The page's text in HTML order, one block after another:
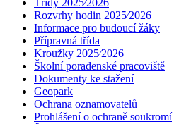
Třídy 2025⁄2026
Rozvrhy hodin 2025⁄2026
Informace pro budoucí žáky
Přípravná třída
Kroužky 2025⁄2026
Školní poradenské pracoviště
Dokumenty ke stažení
Geopark
Ochrana oznamovatelů
Prohlášení o ochraně soukromí